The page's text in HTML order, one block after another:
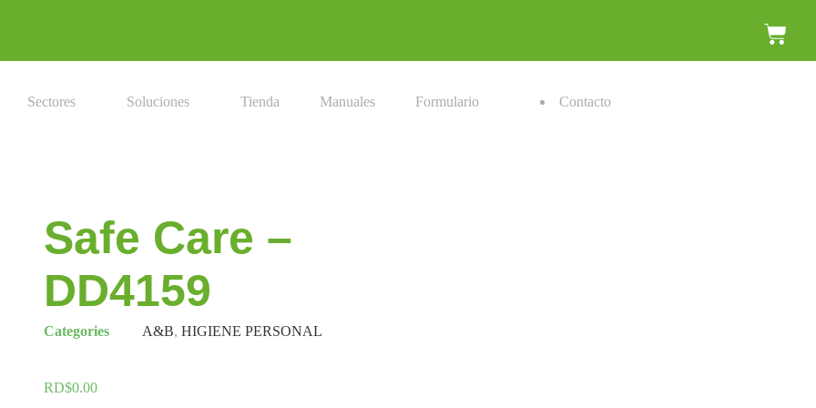
Sectores Soluciones Tienda Manuales Formulario Contacto
Safe Care –
DD4159
Categories A&B, HIGIENE PERSONAL
RD$0.00